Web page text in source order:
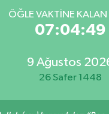
ÖĞLE VAKTİNE KALAN
07:04:49
9 Ağustos
26 Safer 1448